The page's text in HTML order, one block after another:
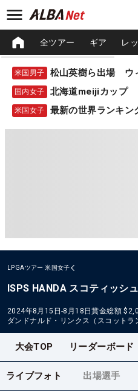
全ツアー ギア レ
米国男子
国内女子 北海道meijiカップ
米国女子 最新の世界ランキン
LPGAツアー 米国女子
ISPS HANDA スコティッシ
2024年8月15日-8月18日賞金総額
ダンドナルド・リンクス（スコットラ
大会TOP リーダーボード
ライブフォト 出場選手